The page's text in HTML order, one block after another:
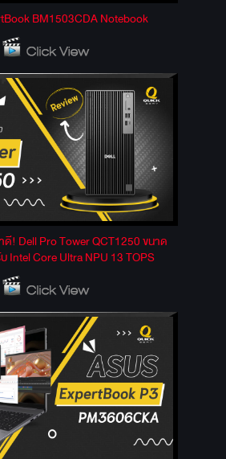
BM1503CDA Notebook
ดี! Dell Pro Tower QCT1250 ขนาด
Intel Core Ultra NPU 13 TOPS